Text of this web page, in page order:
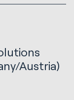
Austria)